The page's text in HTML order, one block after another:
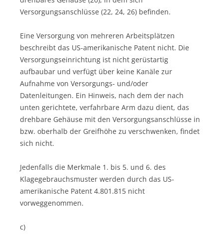
Versorgungsanschlüsse (22, 24, 26) befinden.
Eine Versorgung von mehreren Arbeitsplätzen
beschreibt das US-amerikanische Patent nicht. Die
Versorgungseinrichtung ist nicht gerüstartig
aufbaubar und verfügt über keine Kanäle zur
Aufnahme von Versorgungs- und/oder
Datenleitungen. Ein Hinweis, nach dem der nach
unten gerichtete, verfahrbare Arm dazu dient, das
drehbare Gehäuse mit den Versorgungsanschlüsse in
bzw. oberhalb der Greifhöhe zu verschwenken, findet
sich nicht.
Jedenfalls die Merkmale 1. bis 5. und 6. des
Klagegebrauchsmuster werden durch das US-
amerikanische Patent 4.801.815 nicht
vorweggenommen.
c)